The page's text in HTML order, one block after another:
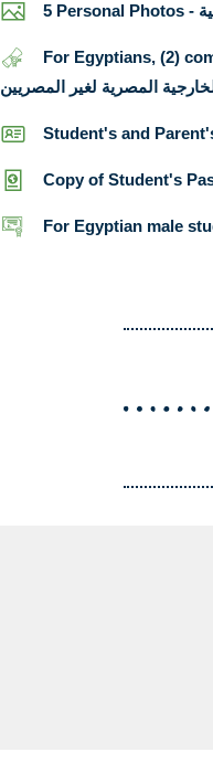
For Egyptians, (2)